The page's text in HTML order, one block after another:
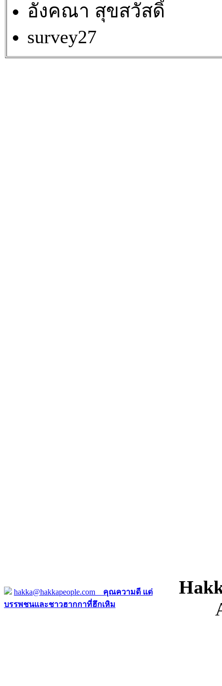
อังคณา สุขสวัสดิ์
survey27
hakka@hakkapeople.com คุณความดี แด่
บรรพชนและชาวฮากกาที่ฮึกเหิม